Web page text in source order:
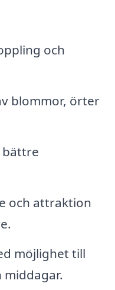
och
blommor, örter
bättre
och attraktion
möjlighet till